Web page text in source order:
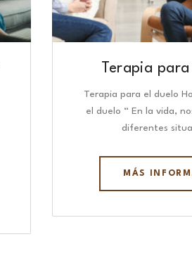
Terapia
Terapia para el duelo
el duelo “ En la vida,
diferentes
MÁS